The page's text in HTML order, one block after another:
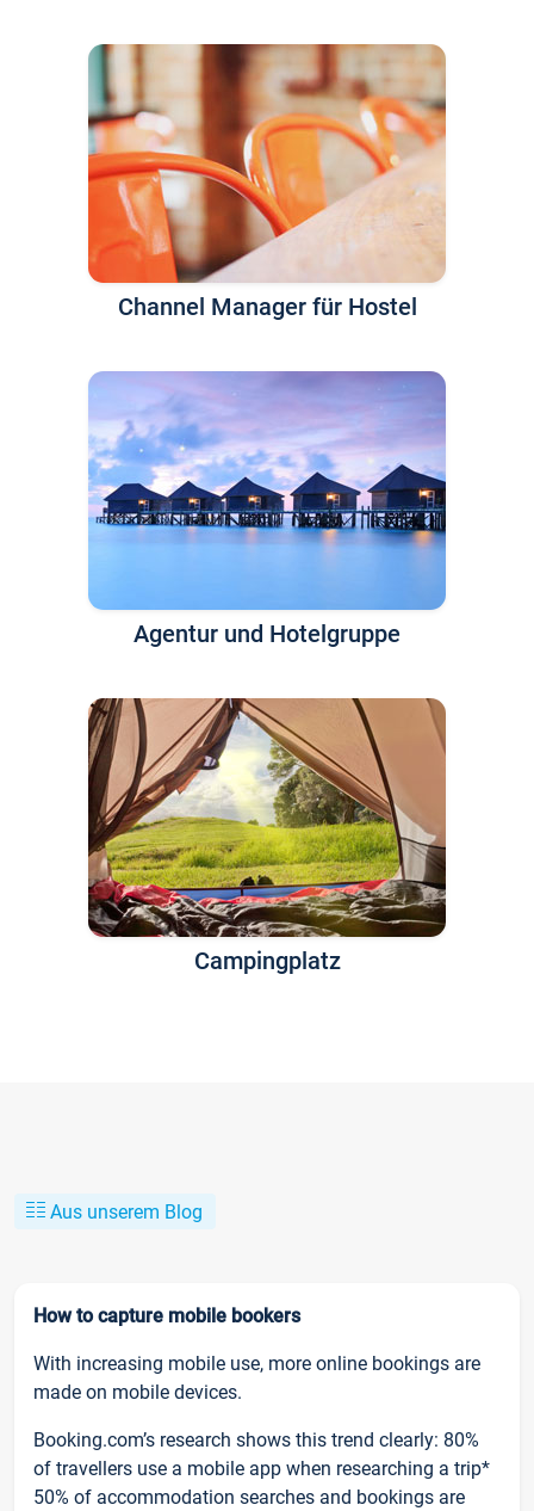
Channel Manager für Hostel
Agentur und Hotelgruppe
Campingplatz
Aus unserem Blog
How to capture mobile bookers
With increasing mobile use, more online bookings are
made on mobile devices.
Booking.com’s research shows this trend clearly: 80%
of travellers use a mobile app when researching a trip*
50% of accommodation searches and bookings are